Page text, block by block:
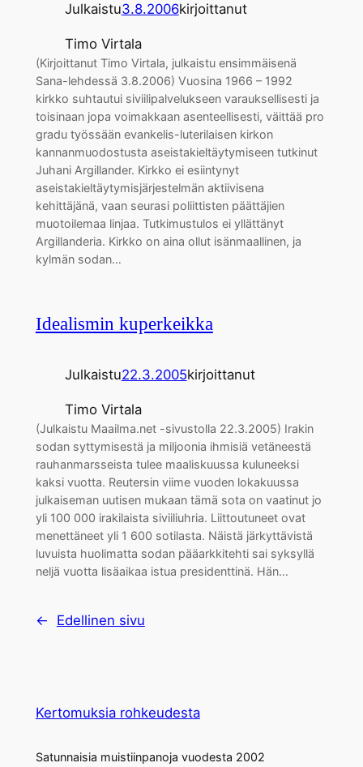
Julkaistu3.8.2006kirjoittanut
Timo Virtala
(Kirjoittanut Timo Virtala, julkaistu ensimmäisenä
Sana-lehdessä 3.8.2006) Vuosina 1966 – 1992
kirkko suhtautui siviilipalvelukseen varauksellisesti ja
toisinaan jopa voimakkaan asenteellisesti, väittää pro
gradu työssään evankelis-luterilaisen kirkon
kannanmuodostusta aseistakieltäytymiseen tutkinut
Juhani Argillander. Kirkko ei esiintynyt
aseistakieltäytymisjärjestelmän aktiivisena
kehittäjänä, vaan seurasi poliittisten päättäjien
muotoilemaa linjaa. Tutkimustulos ei yllättänyt
Argillanderia. Kirkko on aina ollut isänmaallinen, ja
kylmän sodan…
Idealismin kuperkeikka
Julkaistu22.3.2005kirjoittanut
Timo Virtala
(Julkaistu Maailma.net -sivustolla 22.3.2005) Irakin
sodan syttymisestä ja miljoonia ihmisiä vetäneestä
rauhanmarsseista tulee maaliskuussa kuluneeksi
kaksi vuotta. Reutersin viime vuoden lokakuussa
julkaiseman uutisen mukaan tämä sota on vaatinut jo
yli 100 000 irakilaista siviiliuhria. Liittoutuneet ovat
menettäneet yli 1 600 sotilasta. Näistä järkyttävistä
luvuista huolimatta sodan pääarkkitehti sai syksyllä
neljä vuotta lisäaikaa istua presidenttinä. Hän…
← Edellinen sivu
Kertomuksia rohkeudesta
Satunnaisia muistiinpanoja vuodesta 2002